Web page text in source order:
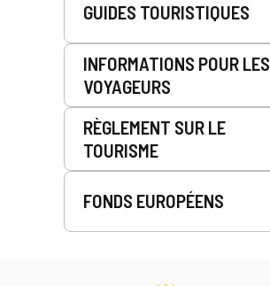
GUIDES TOURISTIQUES
INFORMATIONS POUR LES
VOYAGEURS
RÈGLEMENT SUR LE
TOURISME
FONDS EUROPÉENS